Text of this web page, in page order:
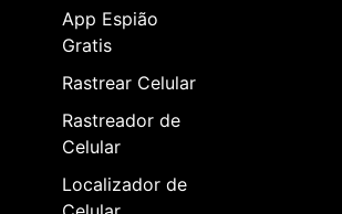
App Espião
Gratis
Rastrear Celular
Rastreador de
Celular
Localizador de